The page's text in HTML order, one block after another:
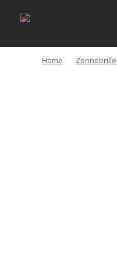
Home